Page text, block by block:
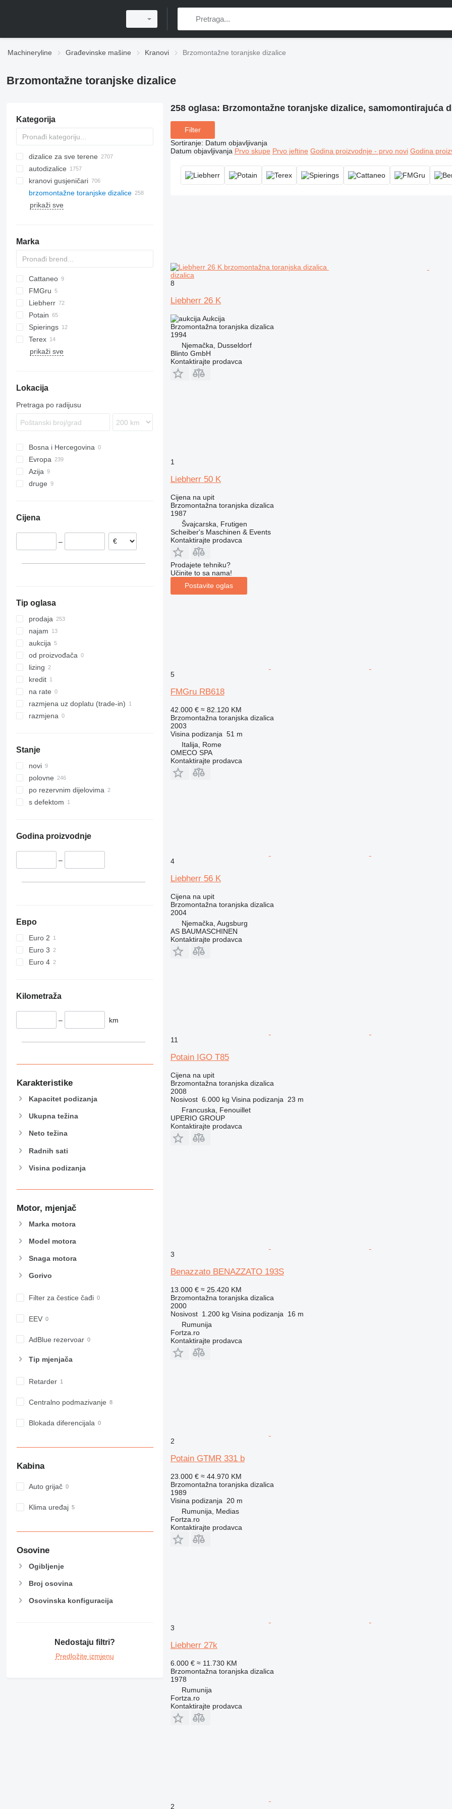
Machineryline Građevinske mašine Kranovi Brzomontažne toranjske dizalice
Brzomontažne toranjske dizalice
Kategorija
dizalice za sve terene
autodizalice
kranovi gusjeničari
brzomontažne toranjske dizalice
prikaži sve
Marka
Cattaneo
CM
K-800
CBR
HS
FMGru
RBI
J4510
J5010
Liebherr
A-series
K-Series
MK
R-series
ABK
SMK
Potain
GTMR
HD
HUP
MDT
MR
SMH
Spierings
345
377
H-series
Terex
TC
prikaži sve
Lokacija
Pretraga po radijusu
Bosna i Hercegovina
Evropa
Italija
Francuska
Španjolska
Azija
Ujedinjeni Arapski Emirati
druge
Cijena
–
Tip oglasa
prodaja
najam
aukcija
od proizvođača
lizing
kredit
na rate
razmjena uz doplatu (trade-in)
razmjena
Stanje
novi
polovne
po rezervnim dijelovima
s defektom
Godina proizvodnje
–
Евро
Euro 2
Euro 3
Euro 4
Kilometraža
– km
Karakteristike
Kapacitet podizanja
Ukupna težina
Neto težina
Radnih sati
Visina podizanja
Motor, mjenjač
Marka motora
Model motora
Snaga motora
Gorivo
Filter za čestice čađi
EEV
AdBlue rezervoar
Tip mјenjača
Retarder
Centralno podmazivanje
Blokada diferencijala
Kabina
Auto grijač
Klima uređaj
Osovine
Ogibljenje
Broj osovina
Osovinska konfiguracija
Nedostaju filtri?
Predložite izmjenu
258 oglasa: Brzomontažne toranjske dizalice, samomontirajuća
Filter
Sortiranje: Datum objavljivanja
Datum objavljivanja Prvo skupe Prvo jeftine Godina proizvodnje - prvo novi Godina
dizalica
8
Liebherr 26 K
Aukcija
Brzomontažna toranjska dizalica
1994
Njemačka, Dusseldorf
Blinto GmbH
Kontaktirajte prodavca
1
Liebherr 50 K
Cijena na upit
Brzomontažna toranjska dizalica
1987
Švајcarska, Frutigen
Scheiber's Maschinen & Events
Kontaktirajte prodavca
Prodajete tehniku?
Učinite to sa nama!
Postavite oglas
5
FMGru RB618
42.000 € ≈ 82.120 KM
Brzomontažna toranjska dizalica
2003
Visina podizanja 51 m
Italija, Rome
OMECO SPA
Kontaktirajte prodavca
4
Liebherr 56 K
Cijena na upit
Brzomontažna toranjska dizalica
2004
Njemačka, Augsburg
AS BAUMASCHINEN
Kontaktirajte prodavca
11
Potain IGO T85
Cijena na upit
Brzomontažna toranjska dizalica
2008
Nosivost 6.000 kg Visina podizanja
23 m
Francuska, Fenouillet
UPERIO GROUP
Kontaktirajte prodavca
3
Benazzato BENAZZATO 193S
13.000 € ≈ 25.420 KM
Brzomontažna toranjska dizalica
2000
Nosivost 1.200 kg Visina podizanja
16 m
Rumunija
Fortza.ro
Kontaktirajte prodavca
2
Potain GTMR 331 b
23.000 € ≈ 44.970 KM
Brzomontažna toranjska dizalica
1989
Visina podizanja
20 m
Rumunija, Medias
Fortza.ro
Kontaktirajte prodavca
3
Liebherr 27k
6.000 € ≈ 11.730 KM
Brzomontažna toranjska dizalica
1978
Rumunija
Fortza.ro
Kontaktirajte prodavca
2